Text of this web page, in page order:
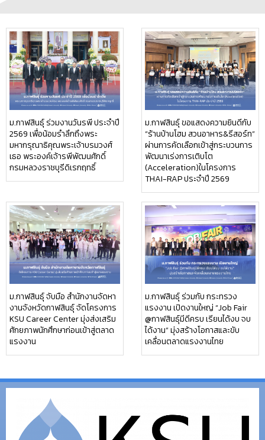
ม.กาฬสินธุ์ ร่วมงานวันรพี ประจำปี
2569 เพื่อน้อมรำลึกถึงพระ
มหากรุณาธิคุณพระเจ้าบรมวงศ์
เธอ พระองค์เจ้ารพีพัฒนศักดิ์
กรมหลวงราชบุรีดิเรกฤทธิ์
ม.กาฬสินธุ์ ขอแสดงความยินดีกับ
“ร้านบ้านโฮม สวนอาหาร&รีสอร์ท”
ผ่านการคัดเลือกเข้าสู่กระบวนการ
พัฒนาเร่งการเติบโต
(Acceleration)ในโครงการ
THAI-RAP ประจำปี 2569
ม.กาฬสินธุ์ จับมือ สำนักงานจัดหา
งานจังหวัดกาฬสินธุ์ จัดโครงการ
KSU Career Center มุ่งส่งเสริม
ศักยภาพนักศึกษาก่อนเข้าสู่ตลาด
แรงงาน
ม.กาฬสินธุ์ ร่วมกับ กระทรวง
แรงงาน เปิดงานใหญ่ “Job Fair
@กาฬสินธุ์มีดีครบ เรียนได้งบ จบ
ได้งาน” มุ่งสร้างโอกาสและขับ
เคลื่อนตลาดแรงงานไทย